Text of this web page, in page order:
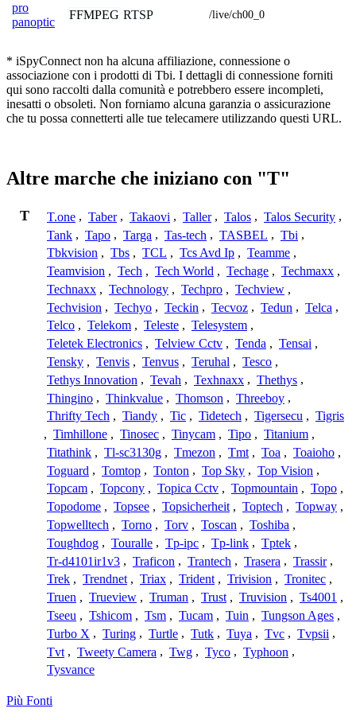
pro
panoptic
FFMPEG RTSP /live/ch00_0
* iSpyConnect non ha alcuna affiliazione, connessione o
associazione con i prodotti di Tbi. I dettagli di connessione forniti
qui sono raccolti dalla comunità e potrebbero essere incompleti,
inesatti o obsoleti. Non forniamo alcuna garanzia o assicurazione
che tu possa connetterti alle tue telecamere utilizzando questi URL.
Altre marche che iniziano con "T"
T T.one , Taber , Takaovi , Taller , Talos , Talos Security ,
Tank , Tapo , Targa , Tas-tech , TASBEL , Tbi ,
Tbkvision , Tbs , TCL , Tcs Avd Ip , Teamme ,
Teamvision , Tech , Tech World , Techage , Techmaxx ,
Technaxx , Technology , Techpro , Techview ,
Techvision , Techyo , Teckin , Tecvoz , Tedun , Telca ,
Telco , Telekom , Teleste , Telesystem ,
Teletek Electronics , Telview Cctv , Tenda , Tensai ,
Tensky , Tenvis , Tenvus , Teruhal , Tesco ,
Tethys Innovation , Tevah , Texhnaxx , Thethys ,
Thingino , Thinkvalue , Thomson , Threeboy ,
Thrifty Tech , Tiandy , Tic , Tidetech , Tigersecu , Tigris
, Timhillone , Tinosec , Tinycam , Tipo , Titanium ,
Titathink , Tl-sc3130g , Tmezon , Tmt , Toa , Toaioho ,
Toguard , Tomtop , Tonton , Top Sky , Top Vision ,
Topcam , Topcony , Topica Cctv , Topmountain , Topo ,
Topodome , Topsee , Topsicherheit , Toptech , Topway ,
Topwelltech , Torno , Torv , Toscan , Toshiba ,
Toughdog , Touralle , Tp-ipc , Tp-link , Tptek ,
Tr-d4101ir1v3 , Traficon , Trantech , Trasera , Trassir ,
Trek , Trendnet , Triax , Trident , Trivision , Tronitec ,
Truen , Trueview , Truman , Trust , Truvision , Ts4001 ,
Tseeu , Tshicom , Tsm , Tucam , Tuin , Tungson Ages ,
Turbo X , Turing , Turtle , Tutk , Tuya , Tvc , Tvpsii ,
Tvt , Tweety Camera , Twg , Tyco , Typhoon ,
Tysvance
Più Fonti